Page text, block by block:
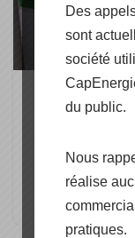
Eneria
CapEnergie
Des
sont
société
du public.
Nous
réalise
pratiques.